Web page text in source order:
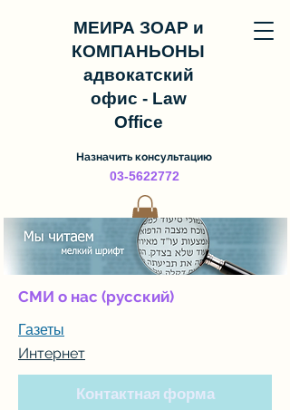
МЕИРА ЗОАР и
КОМПАНЬОНЫ
адвокатский
офис - Law
Office
Назначить консультацию
03-5622772
СМИ о нас (русский)
Газеты
Интернет
Контактная форма